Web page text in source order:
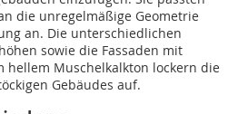
die unregelmäßige Geometrie
an. Die unterschiedlichen
sowie die Fassaden mit
hellem Muschelkalkton lockern die
Gebäudes auf.